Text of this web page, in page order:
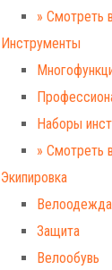
» Смотреть
Инструменты
Наборы
» Смотреть
Экипировка
Велоодежда
Защита
Велообувь